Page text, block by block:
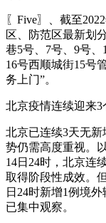
〖Five〗、截至
区、防范区最新划
巷5号、7号、9号
16号西顺城街15号
务上门”。
北京疫情连续迎来3
北京已连续3天无
势仍需高度重视。
14日24时，北京连
取得阶段性成效。
日24时新增1例境
已集中观察。